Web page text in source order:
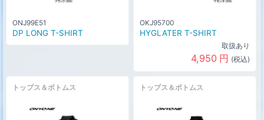
ONJ99E51
DP LONG T-SHIRT
OKJ95700
HYGLATER T-SHIRT
取扱あり
4,950 円 (税込)
トップス＆ボトムス トップス＆ボトムス